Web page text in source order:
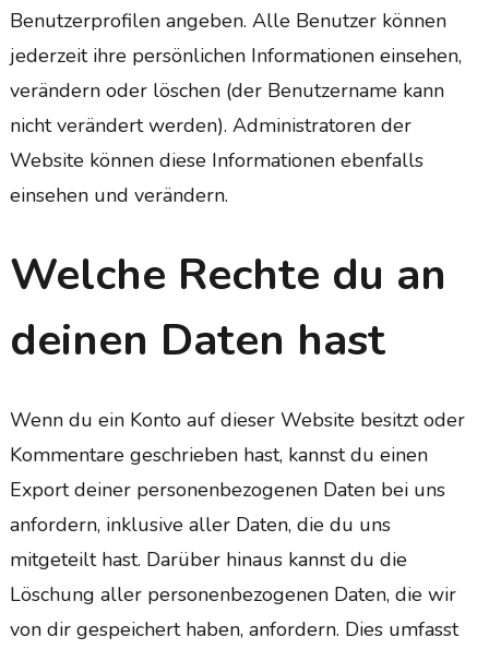
Benutzerprofilen angeben. Alle Benutzer können
jederzeit ihre persönlichen Informationen einsehen,
verändern oder löschen (der Benutzername kann
nicht verändert werden). Administratoren der
Website können diese Informationen ebenfalls
einsehen und verändern.
Welche Rechte du an
deinen Daten hast
Wenn du ein Konto auf dieser Website besitzt oder
Kommentare geschrieben hast, kannst du einen
Export deiner personenbezogenen Daten bei uns
anfordern, inklusive aller Daten, die du uns
mitgeteilt hast. Darüber hinaus kannst du die
Löschung aller personenbezogenen Daten, die wir
von dir gespeichert haben, anfordern. Dies umfasst